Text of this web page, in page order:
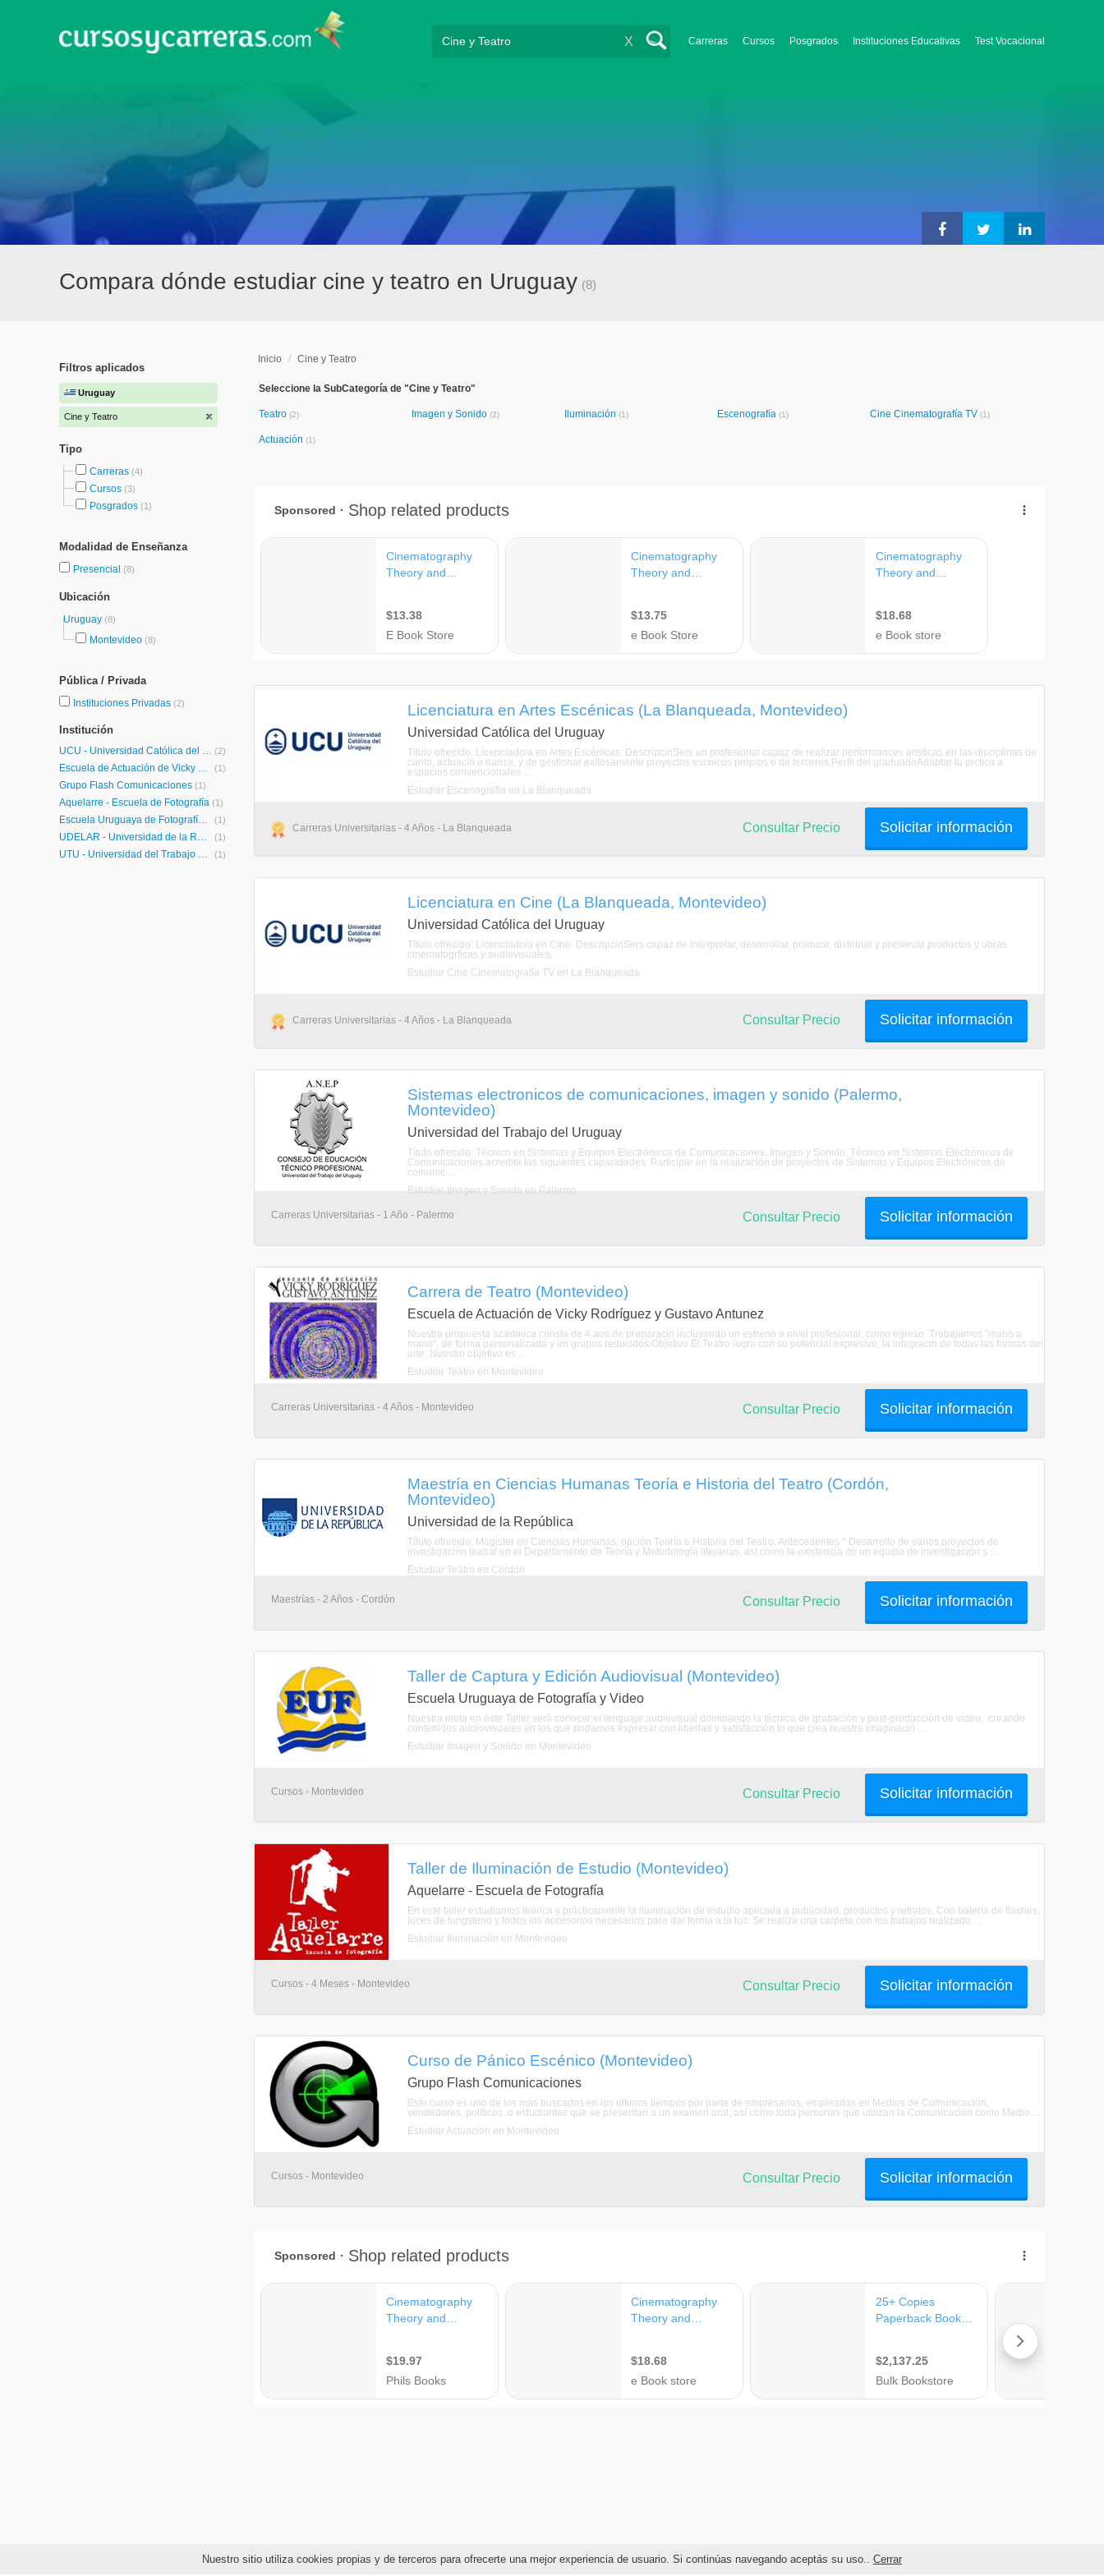
Nuestro sitio utiliza cookies propias y de terceros para ofrecerte una mejor experiencia de usuario. Si continúas navegando aceptás su uso.. Cerrar
Carreras Cursos Posgrados Instituciones Educativas Test Vocacional
X
Compara dónde estudiar cine y teatro en Uruguay (8)
Filtros aplicados
Uruguay
Cine y Teatro
Tipo
Carreras (4)
Cursos (3)
Posgrados (1)
Modalidad de Enseñanza
Presencial (8)
Ubicación
Uruguay (8)
Montevideo (8)
Pública / Privada
Instituciones Privadas (2)
Institución
UCU - Universidad Católica del Uruguay (2)
Escuela de Actuación de Vicky Rodríguez y Gustavo Antunez (1)
Grupo Flash Comunicaciones (1)
Aquelarre - Escuela de Fotografía (1)
Escuela Uruguaya de Fotografía y Video (1)
UDELAR - Universidad de la República (1)
UTU - Universidad del Trabajo del Uruguay (1)
Inicio / Cine y Teatro
Seleccione la SubCategoría de "Cine y Teatro"
Teatro (2) Imagen y Sonido (2) Iluminación (1) Escenografía (1) Cine Cinematografía TV (1)
Actuación (1)
Licenciatura en Artes Escénicas (La Blanqueada, Montevideo)
Universidad Católica del Uruguay
Título ofrecido: Licenciado/a en Artes Escénicas. DescripcinSers un profesional capaz de realizar performances artsticas en las disciplinas de
canto, actuacin o danza, y de gestionar exitosamente proyectos escnicos propios o de terceros.Perfil del graduadoAdaptar tu prctica a
espacios convencionales ...
Estudiar Escenografía en La Blanqueada
Carreras Universitarias - 4 Años - La Blanqueada Solicitar información
Consultar Precio
Licenciatura en Cine (La Blanqueada, Montevideo)
Universidad Católica del Uruguay
Título ofrecido: Licenciado/a en Cine. DescripcinSers capaz de interpretar, desarrollar, producir, distribuir y preservar productos y obras
cinematogrficas y audiovisuales.
Estudiar Cine Cinematografía TV en La Blanqueada
Carreras Universitarias - 4 Años - La Blanqueada Solicitar información
Consultar Precio
Sistemas electronicos de comunicaciones, imagen y sonido (Palermo,
Montevideo)
Universidad del Trabajo del Uruguay
Título ofrecido: Técnico en Sistemas y Equipos Electrónicos de Comunicaciones, Imagen y Sonido. Técnico en Sistemas Electrónicos de
Comunicaciones acredita las siguientes capacidades: Participar en la realización de proyectos de Sistemas y Equipos Electrónicos de
comunic ...
Estudiar Imagen y Sonido en Palermo
Carreras Universitarias - 1 Año - Palermo Solicitar información
Consultar Precio
Carrera de Teatro (Montevideo)
Escuela de Actuación de Vicky Rodríguez y Gustavo Antunez
Nuestra propuesta acadmica consta de 4 aos de preparacin incluyendo un estreno a nivel profesional, como egreso. Trabajamos "mano a
mano", de forma personalizada y en grupos reducidos.Objetivo El Teatro logra con su potencial expresivo, la integracin de todas las formas del
arte. Nuestro objetivo es ...
Estudiar Teatro en Montevideo
Carreras Universitarias - 4 Años - Montevideo Solicitar información
Consultar Precio
Maestría en Ciencias Humanas Teoría e Historia del Teatro (Cordón,
Montevideo)
Universidad de la República
Título ofrecido: Magíster en Ciencias Humanas, opción Teoría e Historia del Teatro. Antecedentes * Desarrollo de varios proyectos de
investigación teatral en el Departamento de Teoría y Metodología literarias, así como la existencia de un equipo de investigación s ...
Estudiar Teatro en Cordón
Maestrías - 2 Años - Cordón Solicitar información
Consultar Precio
Taller de Captura y Edición Audiovisual (Montevideo)
Escuela Uruguaya de Fotografía y Video
Nuestra meta en éste Taller será conocer el lenguaje audiovisual dominando la técnica de grabación y post-producción de video, creando
contenidos audiovisuales en los que podamos expresar con libertad y satisfacción lo que crea nuestra imaginació ...
Estudiar Imagen y Sonido en Montevideo
Cursos - Montevideo Solicitar información
Consultar Precio
Taller de Iluminación de Estudio (Montevideo)
Aquelarre - Escuela de Fotografía
En este taller estudiamos teórica y prácticamente la iluminación de estudio aplicada a publicidad, productos y retratos. Con batería de flashes,
luces de tungsteno y todos los accesorios necesarios para dar forma a la luz. Se realiza una carpeta con los trabajos realizado ...
Estudiar Iluminación en Montevideo
Cursos - 4 Meses - Montevideo Solicitar información
Consultar Precio
Curso de Pánico Escénico (Montevideo)
Grupo Flash Comunicaciones
Este curso es uno de los más buscados en los últimos tiempos por parte de empresarios, empleados en Medios de Comunicación,
vendedores, políticos. o estudiantes que se presentan a un examen oral, así como toda personas que utilizan la Comunicación como Medio ...
Estudiar Actuación en Montevideo
Cursos - Montevideo Solicitar información
Consultar Precio